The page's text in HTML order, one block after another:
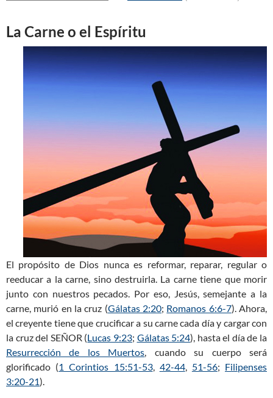
La Carne o el Espíritu
El propósito de Dios nunca es reformar, reparar, regular o
reeducar a la carne, sino destruirla. La carne tiene que morir
junto con nuestros pecados. Por eso, Jesús, semejante a la
carne, murió en la cruz (Gálatas 2:20; Romanos 6:6-7). Ahora,
el creyente tiene que crucificar a su carne cada día y cargar con
la cruz del SEÑOR (Lucas 9:23; Gálatas 5:24), hasta el día de la
Resurrección de los Muertos, cuando su cuerpo será
glorificado (1 Corintios 15:51-53, 42-44, 51-56; Filipenses
3:20-21).